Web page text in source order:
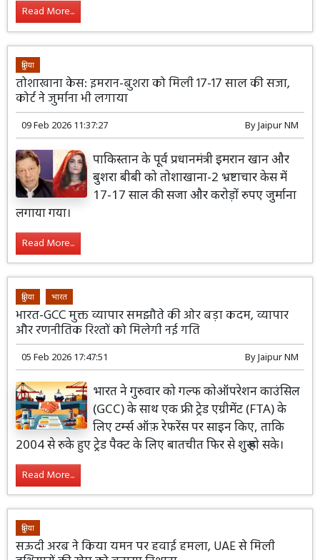
Read More...
दुनिया
तोशाखाना केस: इमरान-बुशरा को मिली 17-17 साल की सजा,
कोर्ट ने जुर्माना भी लगाया
09 Feb 2026 11:37:27 ByJaipur NM
पाकिस्तान के पूर्व प्रधानमंत्री इमरान खान और
बुशरा बीबी को तोशाखाना-2 भ्रष्टाचार केस में
17-17 साल की सजा और करोड़ों रुपए जुर्माना
लगाया गया।
Read More...
दुनिया भारत
भारत-GCC मुक्त व्यापार समझौते की ओर बड़ा कदम, व्यापार
और रणनीतिक रिश्तों को मिलेगी नई गति
05 Feb 2026 17:47:51 ByJaipur NM
भारत ने गुरुवार को गल्फ कोऑपरेशन काउंसिल
(GCC) के साथ एक फ्री ट्रेड एग्रीमेंट (FTA) के
लिए टर्म्स ऑफ़ रेफरेंस पर साइन किए, ताकि
2004 से रुके हुए ट्रेड पैक्ट के लिए बातचीत फिर से शुरू हो सके।
Read More...
दुनिया
सऊदी अरब ने किया यमन पर हवाई हमला, UAE से मिली